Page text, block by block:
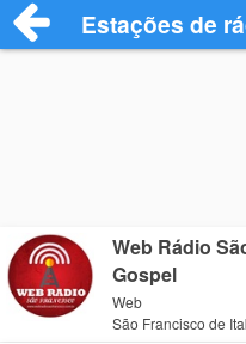
Estações de
Web Rádio
Gospel
Web
São Francisco de